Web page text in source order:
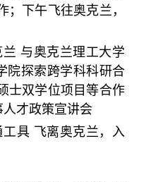
下午飞往奥克兰，
兰 与奥克兰理工大学
院探索跨学科科研合
士双学位项目等合作
才政策宣讲会
工具 飞离奥克兰，入